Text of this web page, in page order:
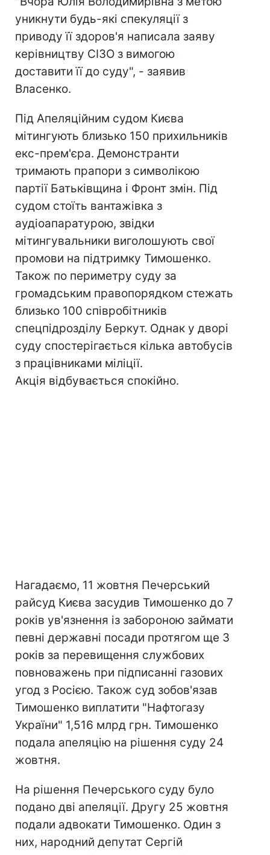
уникнути будь-які спекуляції з
приводу її здоров'я написала заяву
керівництву СІЗО з вимогою
доставити її до суду", - заявив
Власенко.
Під Апеляційним судом Києва
мітингують близько 150 прихильників
екс-прем'єра. Демонстранти
тримають прапори з символікою
партії Батьківщина і Фронт змін. Під
судом стоїть вантажівка з
аудіоапаратурою, звідки
мітингувальники виголошують свої
промови на підтримку Тимошенко.
Також по периметру суду за
громадським правопорядком стежать
близько 100 співробітників
спецпідрозділу Беркут. Однак у дворі
суду спостерігається кілька автобусів
з працівниками міліції.
Акція відбувається спокійно.
Нагадаємо, 11 жовтня Печерський
райсуд Києва засудив Тимошенко до 7
років ув'язнення із забороною займати
певні державні посади протягом ще 3
років за перевищення службових
повноважень при підписанні газових
угод з Росією. Також суд зобов'язав
Тимошенко виплатити "Нафтогазу
України" 1,516 млрд грн. Тимошенко
подала апеляцію на рішення суду 24
жовтня.
На рішення Печерського суду було
подано дві апеляції. Другу 25 жовтня
подали адвокати Тимошенко. Один з
них, народний депутат Сергій